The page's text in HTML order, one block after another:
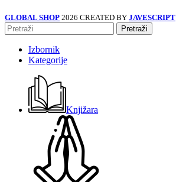
GLOBAL SHOP 2026 CREATED BY JAVESCRIPT
Pretraži
Izbornik
Kategorije
Knjižara